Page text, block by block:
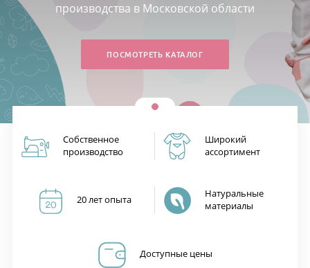
производства в Московской области
ПОСМОТРЕТЬ КАТАЛОГ
Собственное
производство
Широкий
ассортимент
20 лет опыта
Натуральные
материалы
Доступные цены